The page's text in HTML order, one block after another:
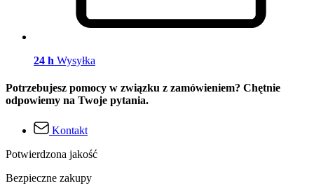
24 h Wysyłka
Potrzebujesz pomocy w związku z zamówieniem? Chętnie
odpowiemy na Twoje pytania.
Kontakt
Potwierdzona jakość
Bezpieczne zakupy